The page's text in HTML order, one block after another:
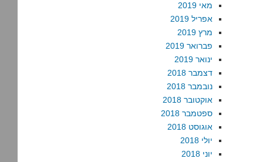
מאי 2019
אפריל 2019
מרץ 2019
פברואר 2019
ינואר 2019
דצמבר 2018
נובמבר 2018
אוקטובר 2018
ספטמבר 2018
אוגוסט 2018
יולי 2018
יוני 2018